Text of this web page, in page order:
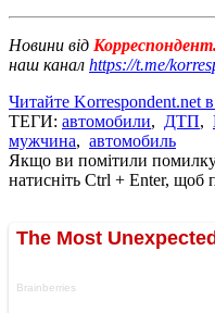
Новини від
наш канал https://t.me/
Читайте Korrespondent.net
ТЕГИ: автомобили, ДТП,
мужчина, автомобиль
Якщо ви помітили помилку,
натисніть Ctrl + Enter, щоб